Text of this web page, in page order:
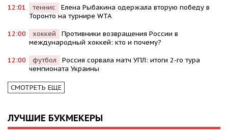
12:01 теннис
Елена Рыбакина одержала вторую победу в
Торонто на турнире WTA
12:00 хоккей
Противники возвращения России в
международный хоккей: кто и почему?
12:00 футбол
Россия сорвала матч УПЛ: итоги 2-го тура
чемпионата Украины
СМОТРЕТЬ ЕЩЕ
ЛУЧШИЕ БУКМЕКЕРЫ